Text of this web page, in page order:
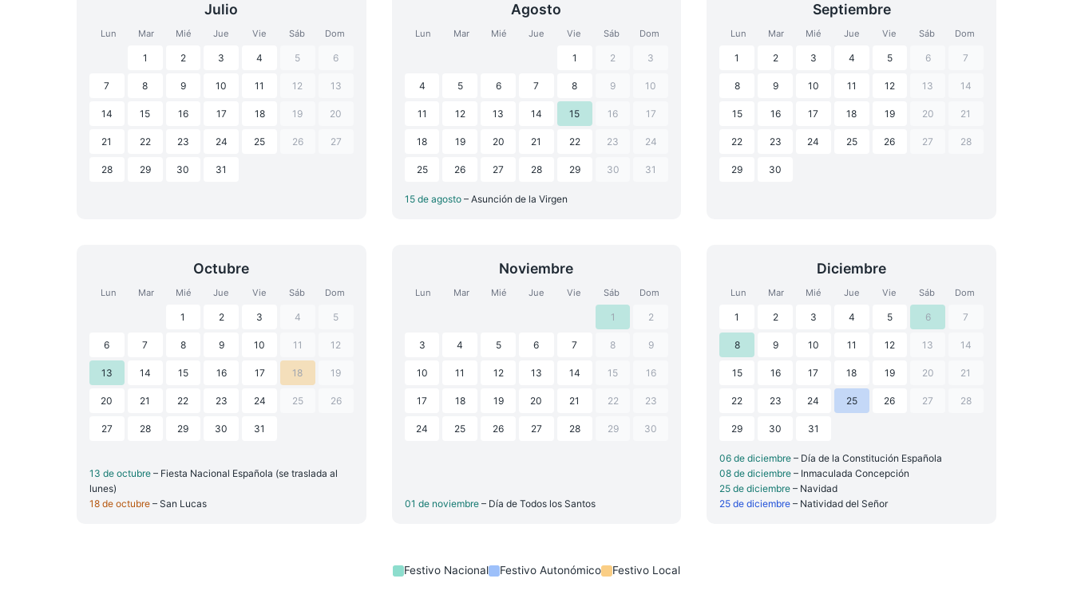
Julio
Lun Mar Mié Jue Vie Sáb Dom
1 2 3 4 5 6
7 8 9 10 11 12 13
14 15 16 17 18 19 20
21 22 23 24 25 26 27
28 29 30 31
Agosto
Lun Mar Mié Jue Vie Sáb Dom
1 2 3
4 5 6 7 8 9 10
11 12 13 14 15 16 17
18 19 20 21 22 23 24
25 26 27 28 29 30 31
15 de agosto – Asunción de la Virgen
Septiembre
Lun Mar Mié Jue Vie Sáb Dom
1 2 3 4 5 6 7
8 9 10 11 12 13 14
15 16 17 18 19 20 21
22 23 24 25 26 27 28
29 30
Octubre
Lun Mar Mié Jue Vie Sáb Dom
1 2 3 4 5
6 7 8 9 10 11 12
13 14 15 16 17 18 19
20 21 22 23 24 25 26
27 28 29 30 31
13 de octubre – Fiesta Nacional Española (se traslada al
lunes)
18 de octubre – San Lucas
Noviembre
Lun Mar Mié Jue Vie Sáb Dom
1 2
3 4 5 6 7 8 9
10 11 12 13 14 15 16
17 18 19 20 21 22 23
24 25 26 27 28 29 30
01 de noviembre – Día de Todos los Santos
Diciembre
Lun Mar Mié Jue Vie Sáb Dom
1 2 3 4 5 6 7
8 9 10 11 12 13 14
15 16 17 18 19 20 21
22 23 24 25 26 27 28
29 30 31
06 de diciembre– Día de la Constitución Española
08 de diciembre– Inmaculada Concepción
25 de diciembre– Navidad
25 de diciembre– Natividad del Señor
Festivo Nacional Festivo Autonómico Festivo Local